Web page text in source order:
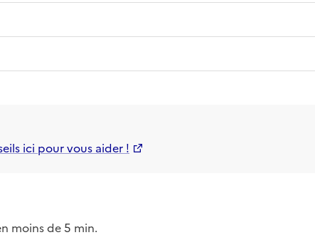
ici pour vous aider !
moins de 5 min.